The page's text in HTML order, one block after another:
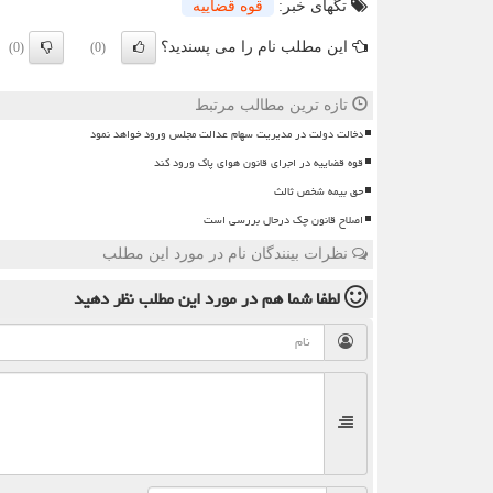
تگهای خبر: قوه قضاییه
این مطلب نام را می پسندید؟ (0)
(0)
تازه ترین مطالب مرتبط
دخالت دولت در مدیریت سهام عدالت مجلس ورود خواهد نمود
قوه قضاییه در اجرای قانون هوای پاک ورود کند
حق بیمه شخص ثالث
اصلاح قانون چک درحال بررسی است
نظرات بینندگان نام در مورد این مطلب
لطفا شما همدر مورد این مطلبنظر دهید